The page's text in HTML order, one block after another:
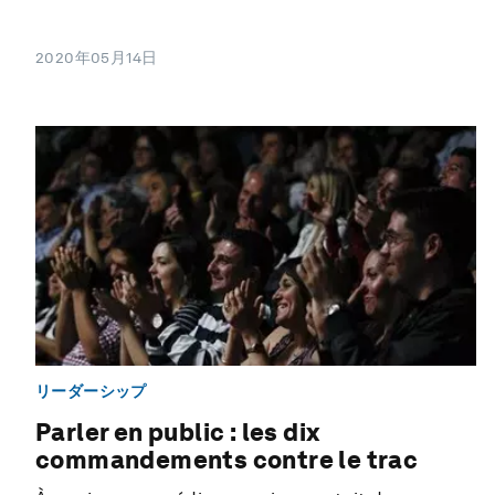
2020年05月14日
リーダーシップ
Parler en public : les dix
commandements contre le trac